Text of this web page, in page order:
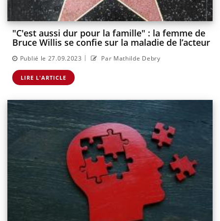
"C'est aussi dur pour la famille" : la femme de
Bruce Willis se confie sur la maladie de l’acteur
Publié le 27.09.2023 | Par Mathilde Debry
LIRE L'ARTICLE